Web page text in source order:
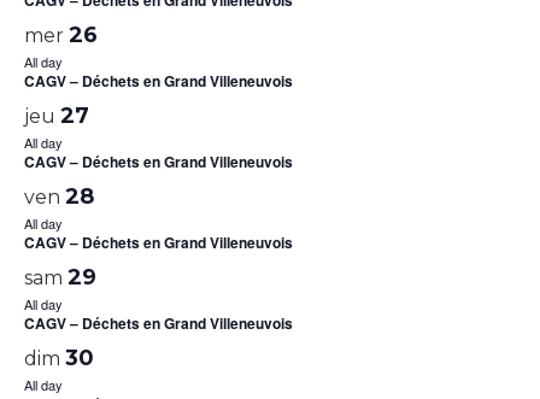
mer 26
All day
CAGV – Déchets en Grand Villeneuvois
jeu 27
All day
CAGV – Déchets en Grand Villeneuvois
ven 28
All day
CAGV – Déchets en Grand Villeneuvois
sam 29
All day
CAGV – Déchets en Grand Villeneuvois
dim 30
All day